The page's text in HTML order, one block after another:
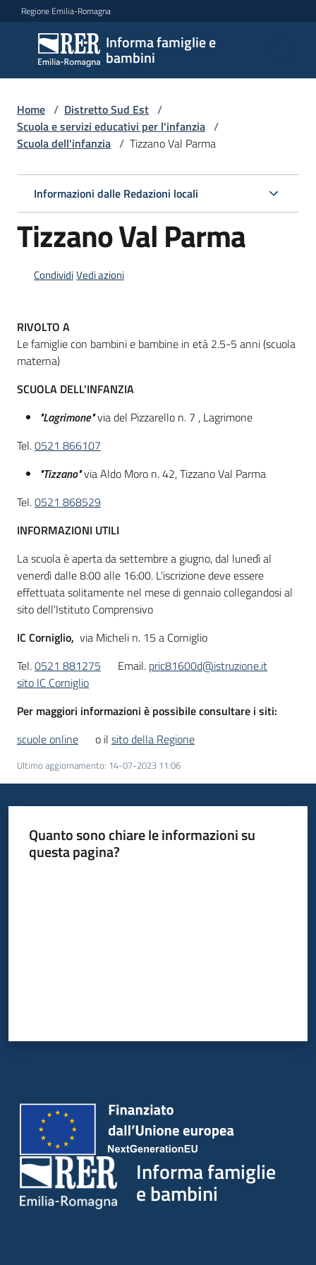
Vai al contenuto
Vai alla navigazione
Vai al footer
Regione Emilia-Romagna
Informa famiglie e
bambini
Informa
famiglie
e
bambini
Informazioni
locali
Home / Distretto Sud Est /
Scuola e servizi educativi per l'infanzia /
Scuola dell'infanzia / Tizzano Val Parma
Informazioni dalle Redazioni locali
Tizzano Val Parma
CondividiVedi azioni
RIVOLTO A
Le famiglie con bambini e bambine in età 2.5-5 anni (scuola
materna)
SCUOLA DELL'INFANZIA
"Lagrimone"via del Pizzarello n. 7 , Lagrimone
Tel.0521 866107
"Tizzano"via Aldo Moro n. 42, Tizzano Val Parma
Tel.0521 868529
INFORMAZIONI UTILI
La scuola è aperta da settembre a giugno, dal lunedì al
venerdì dalle 8:00 alle 16:00. L'iscrizione deve essere
effettuata solitamente nel mese di gennaiocollegandosi al
sito dell'Istituto Comprensivo
IC Corniglio, via Micheli n. 15 a Corniglio
Tel.0521 881275 Email. pric81600d@istruzione.it
sito IC Corniglio
Per maggiori informazioni è possibile consultare i siti:
scuole online
o il sito della Regione
Ultimo aggiornamento: 14-07-2023 11:06
Quanto sono chiare le informazioni su
questa pagina?
Informa famiglie
e bambini